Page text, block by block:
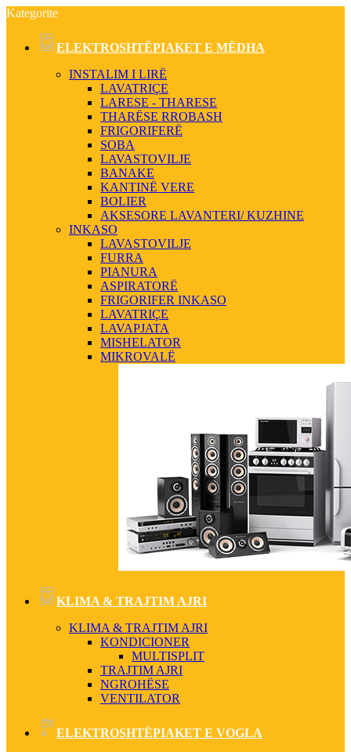
Kategorite
ELEKTROSHTËPIAKET E MËDHA
INSTALIM I LIRË
LAVATRIÇE
LARESE - THARESE
THARËSE RROBASH
FRIGORIFERË
SOBA
LAVASTOVILJE
BANAKE
KANTINË VERE
BOLIER
AKSESORE LAVANTERI/ KUZHINE
INKASO
LAVASTOVILJE
FURRA
PIANURA
ASPIRATORË
FRIGORIFER INKASO
LAVATRIÇE
LAVAPJATA
MISHELATOR
MIKROVALË
KLIMA & TRAJTIM AJRI
KLIMA & TRAJTIM AJRI
KONDICIONER
MULTISPLIT
TRAJTIM AJRI
NGROHËSE
VENTILATOR
ELEKTROSHTËPIAKET E VOGLA